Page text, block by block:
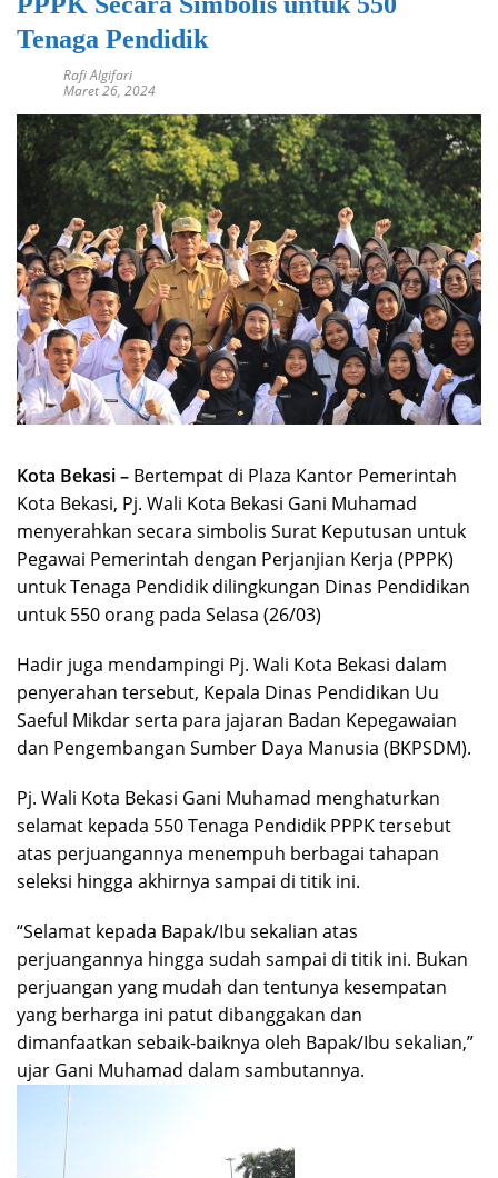
Tenaga Pendidik
Rafi Algifari
Maret 26, 2024
Kota Bekasi – Bertempat di Plaza Kantor Pemerintah
Kota Bekasi, Pj. Wali Kota Bekasi Gani Muhamad
menyerahkan secara simbolis Surat Keputusan untuk
Pegawai Pemerintah dengan Perjanjian Kerja (PPPK)
untuk Tenaga Pendidik dilingkungan Dinas Pendidikan
untuk 550 orang pada Selasa (26/03)
Hadir juga mendampingi Pj. Wali Kota Bekasi dalam
penyerahan tersebut, Kepala Dinas Pendidikan Uu
Saeful Mikdar serta para jajaran Badan Kepegawaian
dan Pengembangan Sumber Daya Manusia (BKPSDM).
Pj. Wali Kota Bekasi Gani Muhamad menghaturkan
selamat kepada 550 Tenaga Pendidik PPPK tersebut
atas perjuangannya menempuh berbagai tahapan
seleksi hingga akhirnya sampai di titik ini.
“Selamat kepada Bapak/Ibu sekalian atas
perjuangannya hingga sudah sampai di titik ini. Bukan
perjuangan yang mudah dan tentunya kesempatan
yang berharga ini patut dibanggakan dan
dimanfaatkan sebaik-baiknya oleh Bapak/Ibu sekalian,”
ujar Gani Muhamad dalam sambutannya.